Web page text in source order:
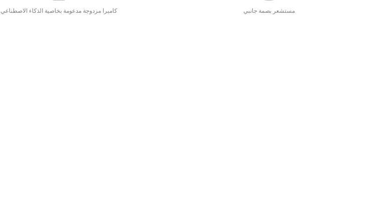
كاميرا مزدوجة مدعومة بخاصية الذكاء الاصطناعي مستشعر بصمة جانبي